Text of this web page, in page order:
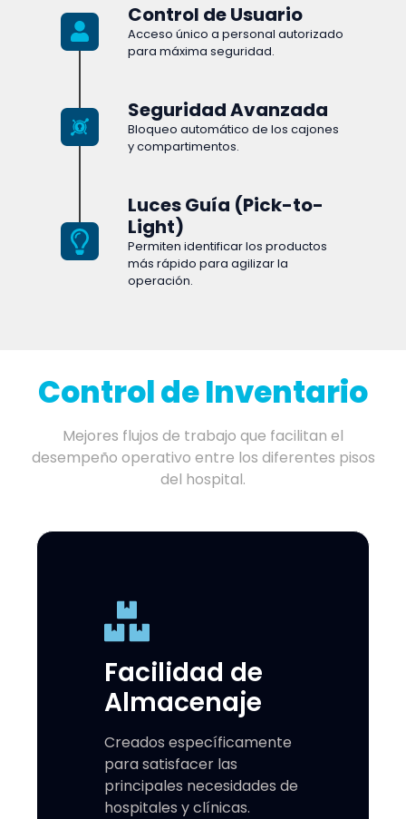
Control de Usuario
Acceso único a personal autorizado
para máxima seguridad.
Seguridad Avanzada
Bloqueo automático de los cajones
y compartimentos.
Luces Guía (Pick-to-
Light)
Permiten identificar los productos
más rápido para agilizar la
operación.
Control de Inventario
Mejores flujos de trabajo que facilitan el
desempeño operativo entre los diferentes pisos
del hospital.
Facilidad de
Almacenaje
Creados específicamente
para satisfacer las
principales necesidades de
hospitales y clínicas.